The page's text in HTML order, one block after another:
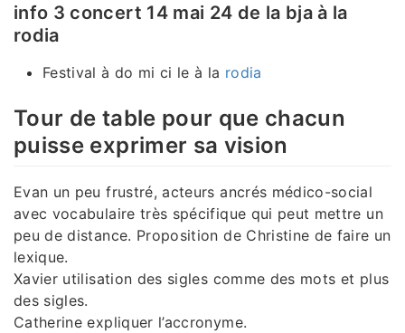
info 3 concert 14 mai 24 de la bja à la
rodia
Festival à do mi ci le à la rodia
Tour de table pour que chacun
puisse exprimer sa vision
Evan un peu frustré, acteurs ancrés médico-social
avec vocabulaire très spécifique qui peut mettre un
peu de distance. Proposition de Christine de faire un
lexique.
Xavier utilisation des sigles comme des mots et plus
des sigles.
Catherine expliquer l’accronyme.